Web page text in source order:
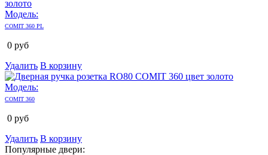
Модель:
COMIT 360 PL
0 руб
Удалить В корзину
Модель:
COMIT 360
0 руб
Удалить В корзину
Популярные двери: